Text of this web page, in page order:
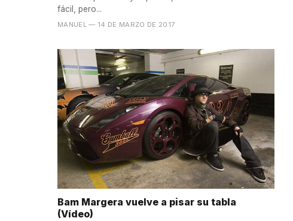
fácil, pero...
MANUEL — 14 DE MARZO DE 2017
Bam Margera vuelve a pisar su tabla
(Vídeo)